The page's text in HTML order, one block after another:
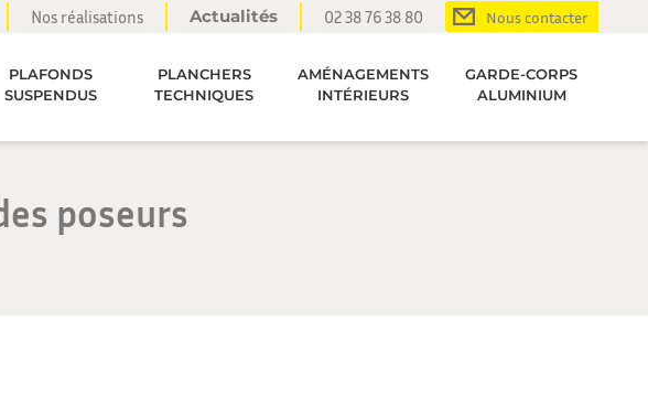
Nos réalisations Actualités 02 38 76 38 80 Nous contacter
PLAFONDS
SUSPENDUS
PLANCHERS
TECHNIQUES
AMÉNAGEMENTS
INTÉRIEURS
GARDE-CORPS
ALUMINIUM
poseurs